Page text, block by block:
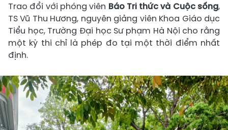
Trao đổi với phóng viên Báo Tri thức và Cuộc sống,
TS Vũ Thu Hương, nguyên giảng viên Khoa Giáo dục
Tiểu học, Trường Đại học Sư phạm Hà Nội cho rằng
một kỳ thi chỉ là phép đo tại một thời điểm nhất
định.